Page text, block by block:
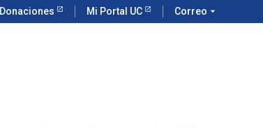
Donaciones Mi Portal UC Correo arrow_drop_down